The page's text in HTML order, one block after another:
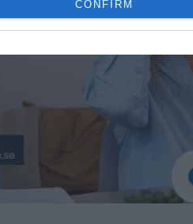
CONFIRM